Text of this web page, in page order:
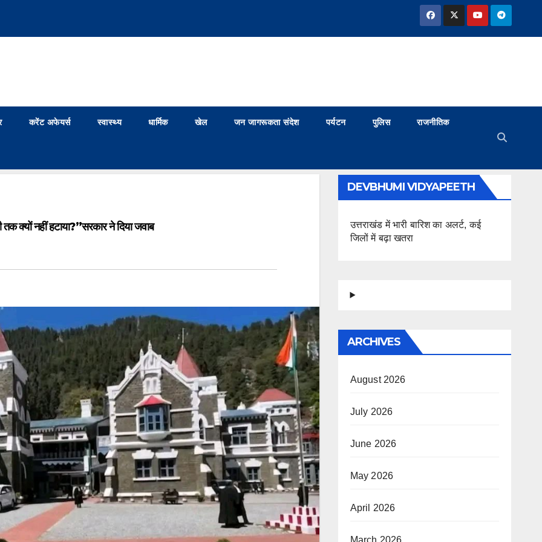
करेंट अफेयर्स स्वास्थ्य धार्मिक खेल जन जागरूकता संदेश पर्यटन पुलिस राजनीतिक
क्यों नहीं हटाया?”सरकार ने दिया जवाब
DEVBHUMI VIDYAPEETH
उत्तराखंड में भारी बारिश का अलर्ट, कई
जिलों में बढ़ा खतरा
ARCHIVES
August 2026
July 2026
June 2026
May 2026
April 2026
March 2026